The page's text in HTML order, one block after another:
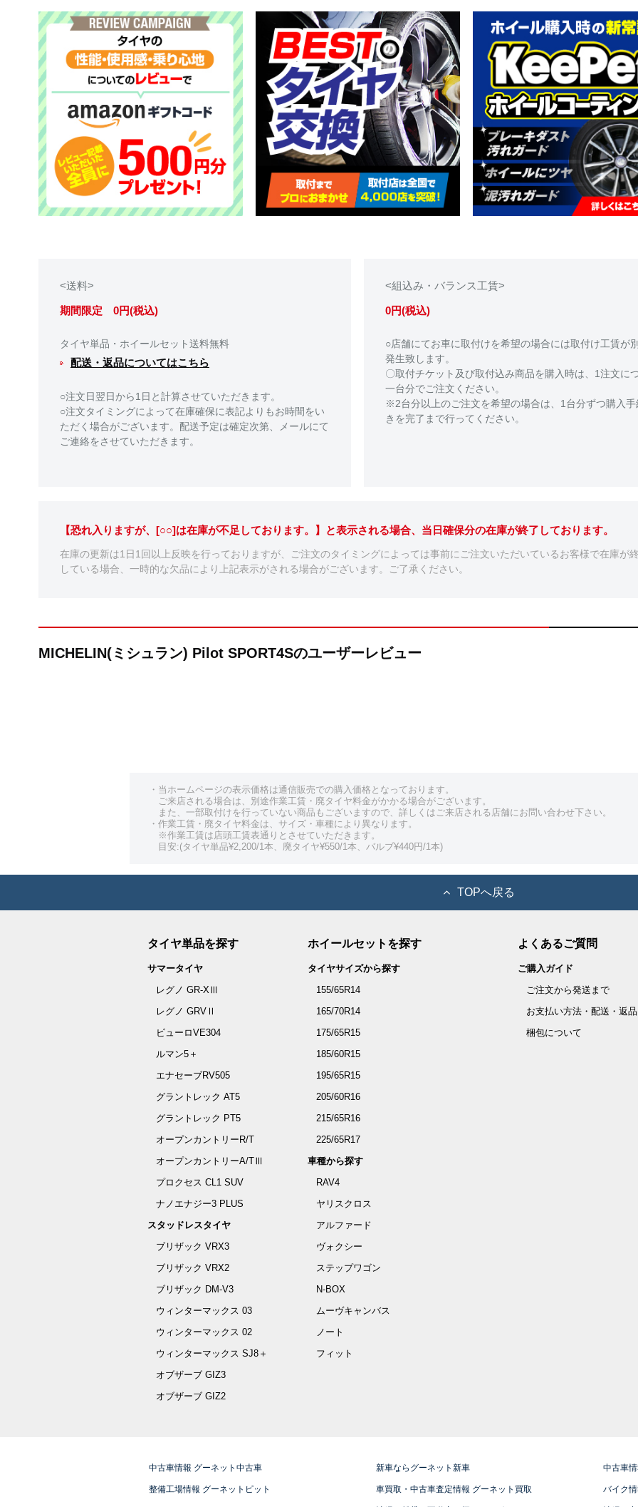
<送料>
期間限定 0円(税込)
タイヤ単品・ホイールセット送料無料
配送・返品についてはこちら
○注文日翌日から1日と計算させていただきます。
○注文タイミングによって在庫確保に表記よりもお時間をい
ただく場合がございます。配送予定は確定次第、メールにて
ご連絡をさせていただきます。
<組込み・バランス工賃>
0円(税込)
○店舗にてお車に取付けを希望の場合には取付け工賃が
発生致します。
〇取付チケット及び取付込み商品を購入時は、1注文に
一台分でご注文ください。
※2台分以上のご注文を希望の場合は、1台分ずつ購入手
きを完了まで行ってください。
【恐れ入りますが、[○○]は在庫が不足しております。】と表示される場合、当日確保分の在庫が終了しております。
在庫の更新は1日1回以上反映を行っておりますが、ご注文のタイミングによっては事前にご注文いただいているお客様で在庫が
している場合、一時的な欠品により上記表示がされる場合がございます。ご了承ください。
MICHELIN(ミシュラン) Pilot SPORT4Sのユーザーレビュー
・当ホームページの表示価格は通信販売での購入価格となっております。
ご来店される場合は、別途作業工賃・廃タイヤ料金がかかる場合がございます。
また、一部取付けを行っていない商品もございますので、詳しくはご来店される店舗にお問い合わせ下さい。
・作業工賃・廃タイヤ料金は、サイズ・車種により異なります。
※作業工賃は店頭工賃表通りとさせていただきます。
目安:(タイヤ単品¥2,200/1本、廃タイヤ¥550/1本、バルブ¥440円/1本)
TOPへ戻る
タイヤ単品を探す
サマータイヤ
レグノ GR-XⅢ
レグノ GRVⅡ
ビューロVE304
ルマン5＋
エナセーブRV505
グラントレック AT5
グラントレック PT5
オープンカントリーR/T
オープンカントリーA/TⅢ
プロクセス CL1 SUV
ナノエナジー3 PLUS
スタッドレスタイヤ
ブリザック VRX3
ブリザック VRX2
ブリザック DM-V3
ウィンターマックス 03
ウィンターマックス 02
ウィンターマックス SJ8＋
オブザーブ GIZ3
オブザーブ GIZ2
ホイールセットを探す
タイヤサイズから探す
155/65R14
165/70R14
175/65R15
185/60R15
195/65R15
205/60R16
215/65R16
225/65R17
車種から探す
RAV4
ヤリスクロス
アルファード
ヴォクシー
ステップワゴン
N-BOX
ムーヴキャンバス
ノート
フィット
よくあるご質問
ご購入ガイド
ご注文から発送まで
お支払い方法・配送・返品
梱包について
中古車情報 グーネット中古車 新車ならグーネット新車 中古車
整備工場情報 グーネットピット 車買取・中古車査定情報 グーネット買取 バイク